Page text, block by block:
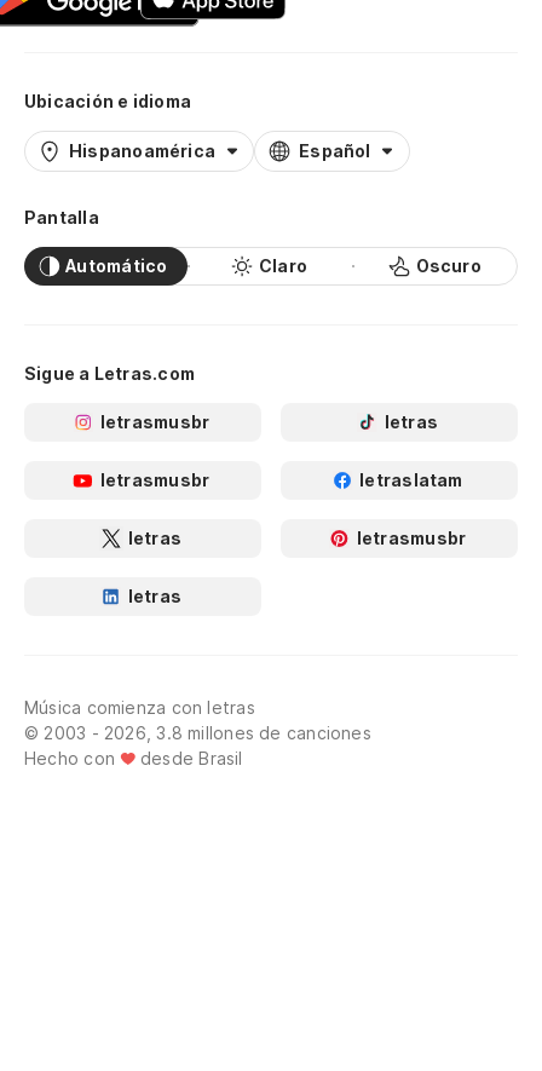
Ubicación e idioma
Hispanoamérica Español
Pantalla
Automático Claro Oscuro
Sigue a Letras.com
letrasmusbr letras
letrasmusbr letraslatam
letras letrasmusbr
letras
Música comienza con letras
© 2003 - 2026, 3.8 millones de canciones
Hecho con
desde Brasil